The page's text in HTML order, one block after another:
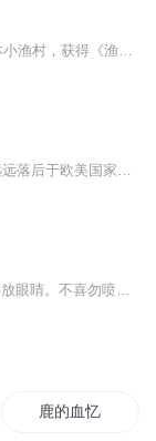
鹿的血忆